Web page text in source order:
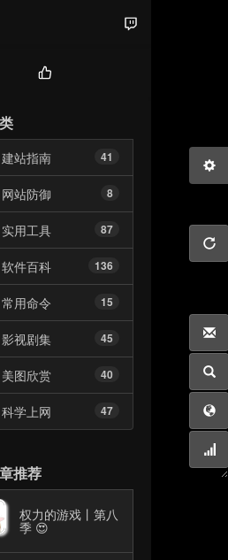
章
41
建站指南
8
网站防御
87
实用工具
136
软件百科
15
常用命令
45
影视剧集
40
美图欣赏
47
科学上网
推荐
权力的游戏丨第八
季 😍